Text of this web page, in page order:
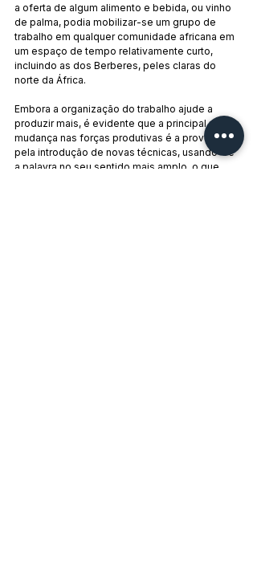
a oferta de al­gum alimento e bebida, ou vinho
de palma, podia mobilizar-se um grupo de
trabalho em qualquer comunidade africana em
um espaço de tempo relativamente curto,
inclu­indo as dos Berberes, peles claras do
norte da África.
Embora a organização do trabalho ajude a
produzir mais, é evidente que a principal
mudança nas forças produti­vas é a provocada
pela introdução de novas técnicas, usando-se
a palavra no seu sentido mais amplo, o que